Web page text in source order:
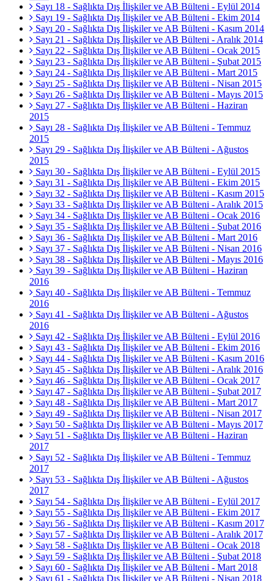
Sayı 18 - Sağlıkta Dış İlişkiler ve AB Bülteni - Eylül 2014
Sayı 19 - Sağlıkta Dış İlişkiler ve AB Bülteni - Ekim 2014
Sayı 20 - Sağlıkta Dış İlişkiler ve AB Bülteni - Kasım 2014
Sayı 21 - Sağlıkta Dış İlişkiler ve AB Bülteni - Aralık 2014
Sayı 22 - Sağlıkta Dış İlişkiler ve AB Bülteni - Ocak 2015
Sayı 23 - Sağlıkta Dış İlişkiler ve AB Bülteni - Şubat 2015
Sayı 24 - Sağlıkta Dış İlişkiler ve AB Bülteni - Mart 2015
Sayı 25 - Sağlıkta Dış İlişkiler ve AB Bülteni - Nisan 2015
Sayı 26 - Sağlıkta Dış İlişkiler ve AB Bülteni - Mayıs 2015
Sayı 27 - Sağlıkta Dış İlişkiler ve AB Bülteni - Haziran
2015
Sayı 28 - Sağlıkta Dış İlişkiler ve AB Bülteni - Temmuz
2015
Sayı 29 - Sağlıkta Dış İlişkiler ve AB Bülteni - Ağustos
2015
Sayı 30 - Sağlıkta Dış İlişkiler ve AB Bülteni - Eylül 2015
Sayı 31 - Sağlıkta Dış İlişkiler ve AB Bülteni - Ekim 2015
Sayı 32 - Sağlıkta Dış İlişkiler ve AB Bülteni - Kasım 2015
Sayı 33 - Sağlıkta Dış İlişkiler ve AB Bülteni - Aralık 2015
Sayı 34 - Sağlıkta Dış İlişkiler ve AB Bülteni - Ocak 2016
Sayı 35 - Sağlıkta Dış İlişkiler ve AB Bülteni - Şubat 2016
Sayı 36 - Sağlıkta Dış İlişkiler ve AB Bülteni - Mart 2016
Sayı 37 - Sağlıkta Dış İlişkiler ve AB Bülteni - Nisan 2016
Sayı 38 - Sağlıkta Dış İlişkiler ve AB Bülteni - Mayıs 2016
Sayı 39 - Sağlıkta Dış İlişkiler ve AB Bülteni - Haziran
2016
Sayı 40 - Sağlıkta Dış İlişkiler ve AB Bülteni - Temmuz
2016
Sayı 41 - Sağlıkta Dış İlişkiler ve AB Bülteni - Ağustos
2016
Sayı 42 - Sağlıkta Dış İlişkiler ve AB Bülteni - Eylül 2016
Sayı 43 - Sağlıkta Dış İlişkiler ve AB Bülteni - Ekim 2016
Sayı 44 - Sağlıkta Dış İlişkiler ve AB Bülteni - Kasım 2016
Sayı 45 - Sağlıkta Dış İlişkiler ve AB Bülteni - Aralık 2016
Sayı 46 - Sağlıkta Dış İlişkiler ve AB Bülteni - Ocak 2017
Sayı 47 - Sağlıkta Dış İlişkiler ve AB Bülteni - Şubat 2017
Sayı 48 - Sağlıkta Dış İlişkiler ve AB Bülteni - Mart 2017
Sayı 49 - Sağlıkta Dış İlişkiler ve AB Bülteni - Nisan 2017
Sayı 50 - Sağlıkta Dış İlişkiler ve AB Bülteni - Mayıs 2017
Sayı 51 - Sağlıkta Dış İlişkiler ve AB Bülteni - Haziran
2017
Sayı 52 - Sağlıkta Dış İlişkiler ve AB Bülteni - Temmuz
2017
Sayı 53 - Sağlıkta Dış İlişkiler ve AB Bülteni - Ağustos
2017
Sayı 54 - Sağlıkta Dış İlişkiler ve AB Bülteni - Eylül 2017
Sayı 55 - Sağlıkta Dış İlişkiler ve AB Bülteni - Ekim 2017
Sayı 56 - Sağlıkta Dış İlişkiler ve AB Bülteni - Kasım 2017
Sayı 57 - Sağlıkta Dış İlişkiler ve AB Bülteni - Aralık 2017
Sayı 58 - Sağlıkta Dış İlişkiler ve AB Bülteni - Ocak 2018
Sayı 59 - Sağlıkta Dış İlişkiler ve AB Bülteni - Şubat 2018
Sayı 60 - Sağlıkta Dış İlişkiler ve AB Bülteni - Mart 2018
Sayı 61 - Sağlıkta Dış İlişkiler ve AB Bülteni - Nisan 2018